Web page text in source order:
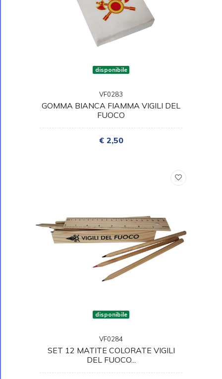
disponibile
VF0283
GOMMA BIANCA FIAMMA VIGILI DEL
FUOCO
€ 2,50
disponibile
VF0284
SET 12 MATITE COLORATE VIGILI
DEL FUOCO...